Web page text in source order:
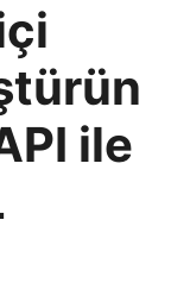
ile